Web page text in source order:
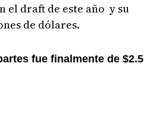
el draft de este año y su
de dólares.
fue finalmente de $2.5